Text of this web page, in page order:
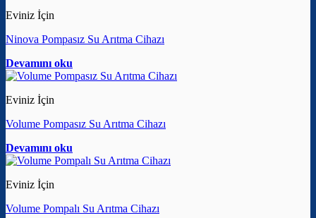
Eviniz İçin
Ninova Pompasız Su Arıtma Cihazı
Devamını oku
Eviniz İçin
Volume Pompasız Su Arıtma Cihazı
Devamını oku
Eviniz İçin
Volume Pompalı Su Arıtma Cihazı